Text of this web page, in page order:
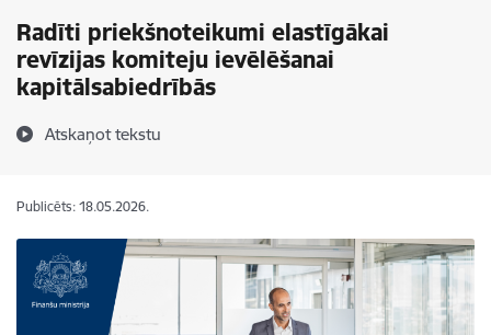
Radīti priekšnoteikumi elastīgākai
revīzijas komiteju ievēlēšanai
kapitālsabiedrībās
Atskaņot tekstu
Publicēts: 18.05.2026.